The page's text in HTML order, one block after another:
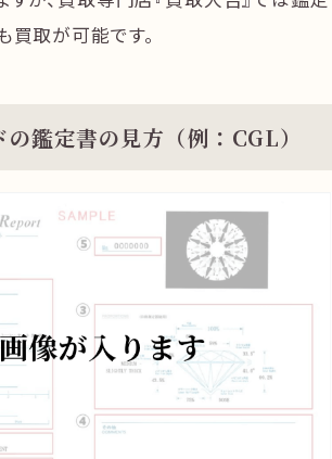
取が可能です。
鑑定書の見方（例：CGL）